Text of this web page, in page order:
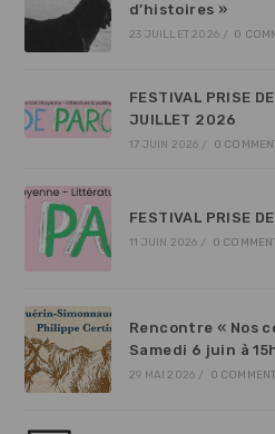
d’histoires »
23 JUILLET 2026 / 0
FESTIVAL PRISE
JUILLET 2026
17 JUIN 2026 / 0
FESTIVAL PRISE
11 JUIN 2026 / 0
Rencontre « Nos
Samedi 6 juin à
29 MAI 2026 / 0